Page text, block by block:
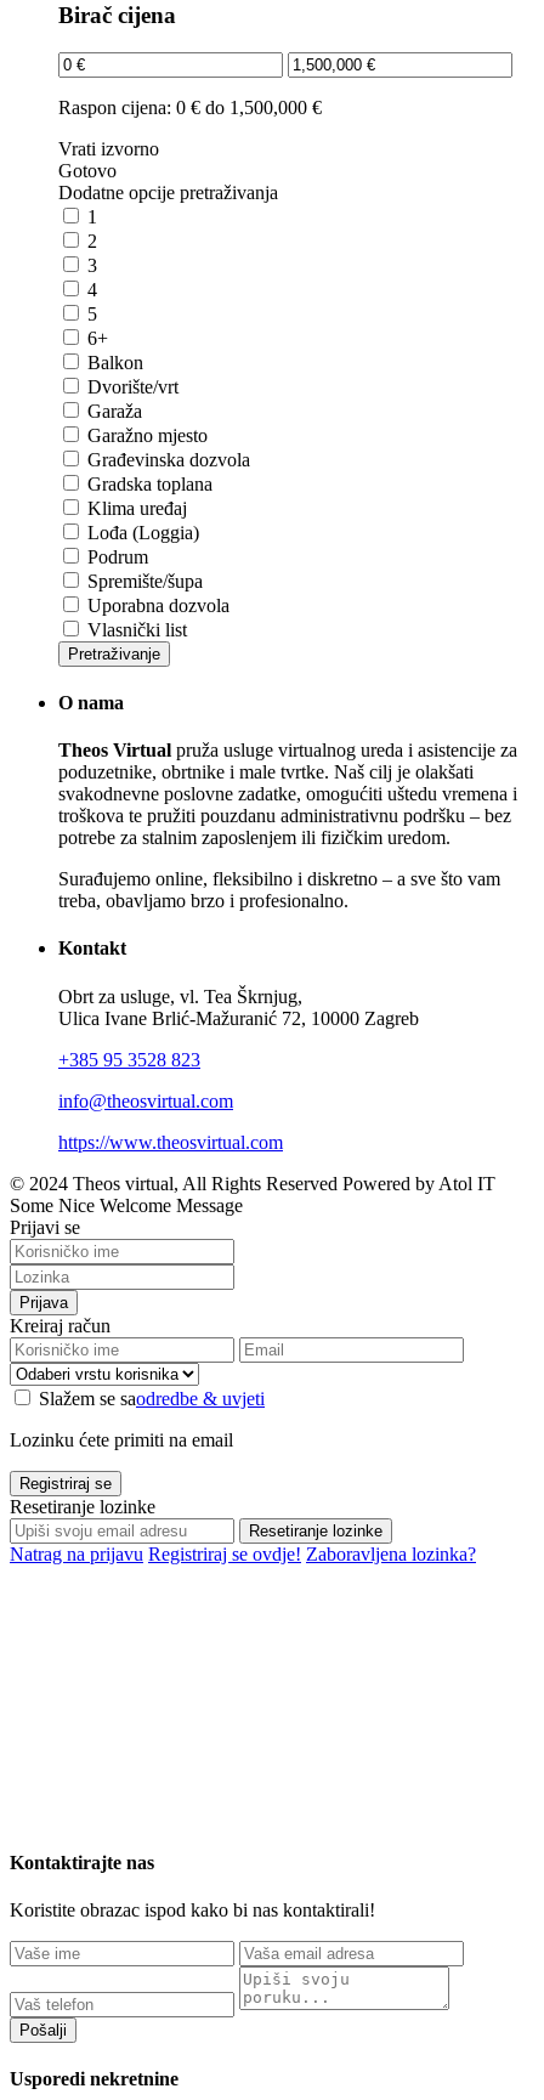
Birač cijena
Raspon cijena: 0 € do 1,500,000 €
Vrati izvorno
Gotovo
Dodatne opcije pretraživanja
1
2
3
4
5
6+
Balkon
Dvorište/vrt
Garaža
Garažno mjesto
Građevinska dozvola
Gradska toplana
Klima uređaj
Lođa (Loggia)
Podrum
Spremište/šupa
Uporabna dozvola
Vlasnički list
Pretraživanje
O nama
Theos Virtual pruža usluge virtualnog ureda i asistencije za
poduzetnike, obrtnike i male tvrtke. Naš cilj je olakšati
svakodnevne poslovne zadatke, omogućiti uštedu vremena i
troškova te pružiti pouzdanu administrativnu podršku – bez
potrebe za stalnim zaposlenjem ili fizičkim uredom.
Surađujemo online, fleksibilno i diskretno – a sve što vam
treba, obavljamo brzo i profesionalno.
Kontakt
Obrt za usluge, vl. Tea Škrnjug,
Ulica Ivane Brlić-Mažuranić 72, 10000 Zagreb
+385 95 3528 823
info@theosvirtual.com
https://www.theosvirtual.com
© 2024 Theos virtual, All Rights Reserved Powered by Atol IT
Some Nice Welcome Message
Prijavi se
Prijava
Kreiraj račun
Slažem se saodredbe & uvjeti
Lozinku ćete primiti na email
Registriraj se
Resetiranje lozinke
Resetiranje lozinke
Natrag na prijavu Registriraj se ovdje! Zaboravljena lozinka?
Kontaktirajte nas
Koristite obrazac ispod kako bi nas kontaktirali!
Pošalji
Usporedi nekretnine